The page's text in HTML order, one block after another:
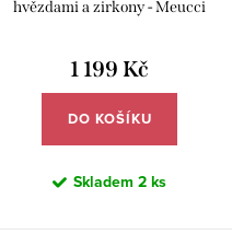
hvězdami a zirkony - Meucci
1 199 Kč
DO KOŠÍKU
Skladem 2 ks